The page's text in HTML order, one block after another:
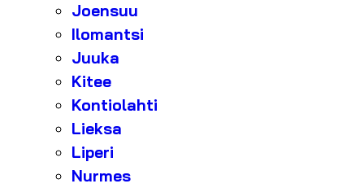
Joensuu
Ilomantsi
Juuka
Kitee
Kontiolahti
Lieksa
Liperi
Nurmes